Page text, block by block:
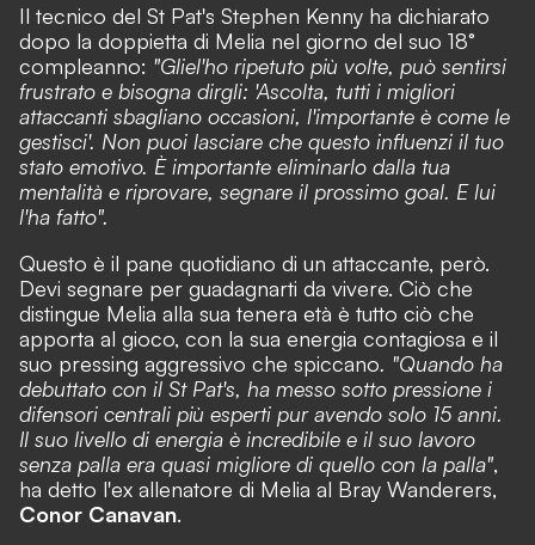
Il tecnico del St Pat's Stephen Kenny ha dichiarato
dopo la doppietta di Melia nel giorno del suo 18°
compleanno: "Gliel'ho ripetuto più volte, può sentirsi
frustrato e bisogna dirgli: 'Ascolta, tutti i migliori
attaccanti sbagliano occasioni, l'importante è come le
gestisci'. Non puoi lasciare che questo influenzi il tuo
stato emotivo. È importante eliminarlo dalla tua
mentalità e riprovare, segnare il prossimo goal. E lui
l'ha fatto".
Questo è il pane quotidiano di un attaccante, però.
Devi segnare per guadagnarti da vivere. Ciò che
distingue Melia alla sua tenera età è tutto ciò che
apporta al gioco, con la sua energia contagiosa e il
suo pressing aggressivo che spiccano. "Quando ha
debuttato con il St Pat's, ha messo sotto pressione i
difensori centrali più esperti pur avendo solo 15 anni.
Il suo livello di energia è incredibile e il suo lavoro
senza palla era quasi migliore di quello con la palla",
ha detto l'ex allenatore di Melia al Bray Wanderers,
Conor Canavan.